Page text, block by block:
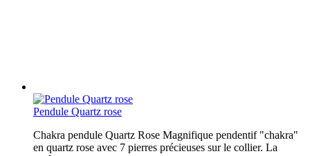
Pendule Quartz rose
Chakra pendule Quartz Rose Magnifique pendentif "chakra"
en quartz rose avec 7 pierres précieuses sur le collier. La